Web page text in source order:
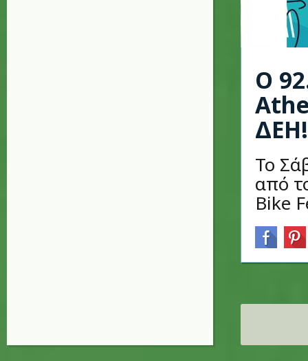
Ο
ΔΕΗ!
Το
από
Bike
Σελίδες